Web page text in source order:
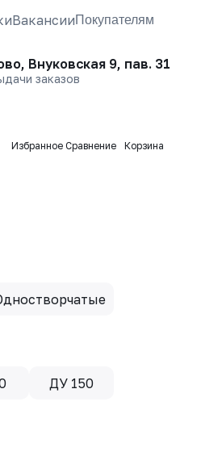
ВакансииПокупателям
Внуковская 9, пав. 31
заказов
Избранное Сравнение Корзина
ДУ 150